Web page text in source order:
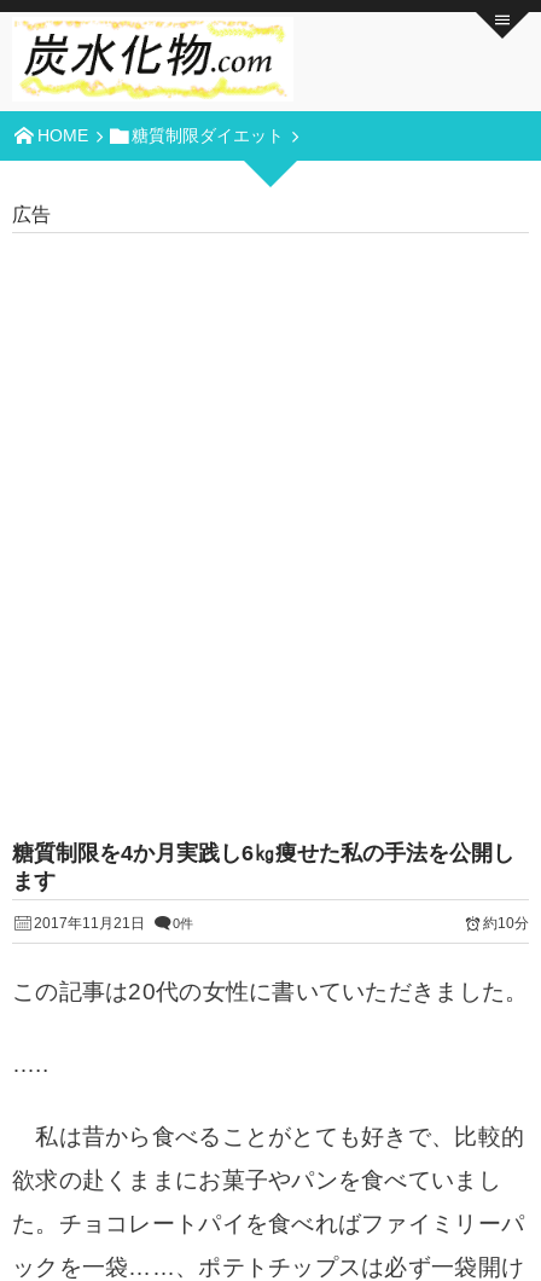
HOME 糖質制限ダイエット
広告
糖質制限を4か月実践し6㎏痩せた私の手法を公開し
ます
2017年11月21日 0件 約10分
この記事は20代の女性に書いていただきました。
…..
私は昔から食べることがとても好きで、比較的
欲求の赴くままにお菓子やパンを食べていまし
た。チョコレートパイを食べればファイミリーパ
ックを一袋……、ポテトチップスは必ず一袋開け